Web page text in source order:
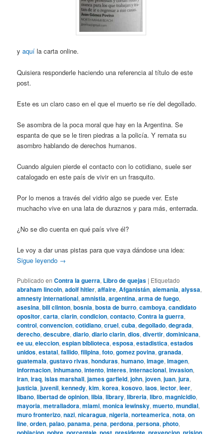
yaquí la carta online.
Quisiera responderle haciendo una referencia al título de este
post.
Este es un claro caso en el que el muerto se ríe del degollado.
Se asombra de la poca moral que hay en la Argentina. Se
espanta de que se le tiren piedras a la policía. Y remata su
asombro hablando de derechos humanos.
Cuando alguien pierde el contacto con lo cotidiano, suele ser
catalogado en este país de vivir en un frasquito.
Por lo menos a través del vidrio algo se puede ver. Este
muchacho vive en una lata de duraznos y para más, enterrada.
¿No se dio cuenta en qué país vive él?
Le voy a dar unas pistas para que vaya dándose una idea:
Sigue leyendo →
Publicado en Contra la guerra, Libro de quejas | Etiquetado
abraham lincoln,adolf hitler,affaire,Afganistán,alemania,alyssa,
amnesty international,amnistia,argentina,arma de fuego,
asesina,bill clinton,bosnia,bosta de burro,camboya,candidato
opositor,carta,clarin,condicion,contacto,Contra la guerra,
control,convencion,cotidiano,cruel,cuba,degollado,degrada,
derecho,descubre,diario,diario clarin,dios,divertir,dominicana,
ee uu,eleccion,espian biblioteca,esposa,estadistica,estados
unidos,estatal,fallido,filipina,foto,gomez povina,granada,
guatemala,gustavo rivas,honduras,humano,image,imagen,
informacion,inhumano,intento,interes,internacional,invasion,
iran,iraq,islas marshall,james garfield,john,joven,juan,jura,
justicia,juvenil,kennedy,kim,korea,kosovo,laos,lector,leer,
libano,libertad de opinion,libia,library,libreria,libro,magnicidio,
mayoria,metralladora,miami,monica lewinsky,muerto,mundial,
muro fronterizo,nazi,nicaragua,nigeria,norteamerica,nota,on
line,orden,palao,panama,pena,perdona,persona,photo,